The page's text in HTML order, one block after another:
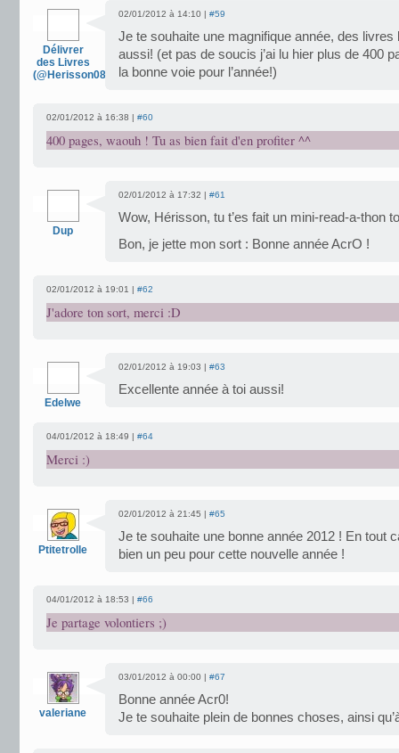
Délivrer
des Livres
(@Herisson08livre)
02/01/2012 à 14:10 | #59
Je te souhaite une magnifique année, des
aussi! (et pas de soucis j’ai lu hier plus de 400
la bonne voie pour l’année!)
02/01/2012 à 16:38 | #60
400 pages, waouh ! Tu as bien fait d'en profiter ^^
Dup
02/01/2012 à 17:32 | #61
Wow, Hérisson, tu t’es fait un mini-read-a-thon
Bon, je jette mon sort : Bonne année AcrO !
02/01/2012 à 19:01 | #62
J'adore ton sort, merci :D
Edelwe
02/01/2012 à 19:03 | #63
Excellente année à toi aussi!
04/01/2012 à 18:49 | #64
Merci :)
Ptitetrolle
02/01/2012 à 21:45 | #65
Je te souhaite une bonne année 2012 ! En tout
bien un peu pour cette nouvelle année !
04/01/2012 à 18:53 | #66
Je partage volontiers ;)
valeriane
03/01/2012 à 00:00 | #67
Bonne année Acr0!
Je te souhaite plein de bonnes choses, ainsi